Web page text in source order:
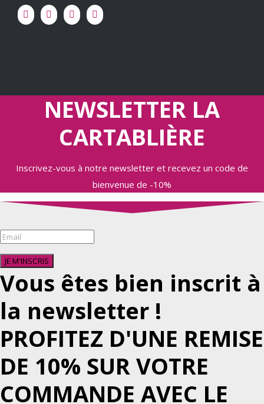
NEWSLETTER LA
CARTABLIÈRE
Inscrivez-vous à notre newsletter et recevez un code de
bienvenue de -10%
JE M'INSCRIS
Vous êtes bien inscrit à
la newsletter !
PROFITEZ D'UNE REMISE
DE 10% SUR VOTRE
COMMANDE AVEC LE